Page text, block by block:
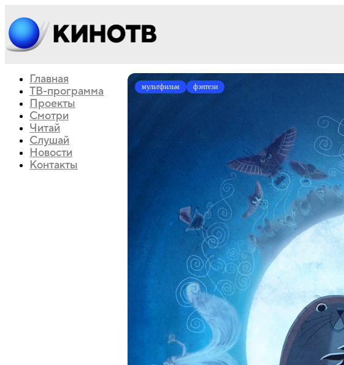
Главная
ТВ-программа
Проекты
Смотри
Читай
Слушай
Новости
Контакты
мультфильм фэнтези